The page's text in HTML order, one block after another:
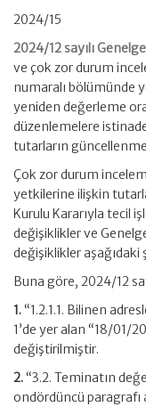
2024/15
2024/12 sayılı
ve çok zor durum
numaralı bölümünde
yeniden değerleme
düzenlemelere
tutarların
Çok zor durum
yetkilerine ilişkin
Kurulu Kararıyla tecil
değişiklikler ve
değişiklikler
Buna göre, 2024/12
1. “1.2.1.1. Bilinen
1’de yer alan “18/01/
değiştirilmiştir.
2. “3.2. Teminatın
ondördüncü paragrafı